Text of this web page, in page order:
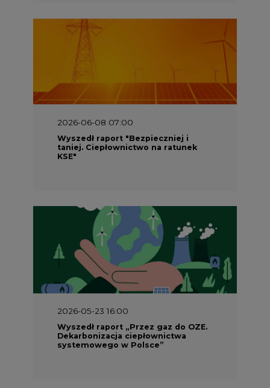
2026-06-08 07:00
Wyszedł raport "Bezpieczniej i
taniej. Ciepłownictwo na ratunek
KSE"
2026-05-23 16:00
Wyszedł raport „Przez gaz do OZE.
Dekarbonizacja ciepłownictwa
systemowego w Polsce”